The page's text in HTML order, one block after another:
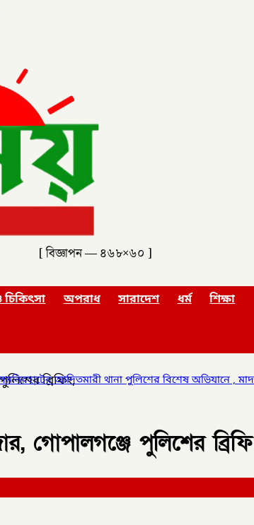
[ বিজ্ঞাপন — ৪৬৮×৬০ ]
চিকিৎসা অপরাধ সারাদেশ ধর্ম শিক্ষা
বিশেষ অভিযানে , মাদক সম্রাট মাইদুল ইসলামকে
ব্রিফিং,
পুলিশের